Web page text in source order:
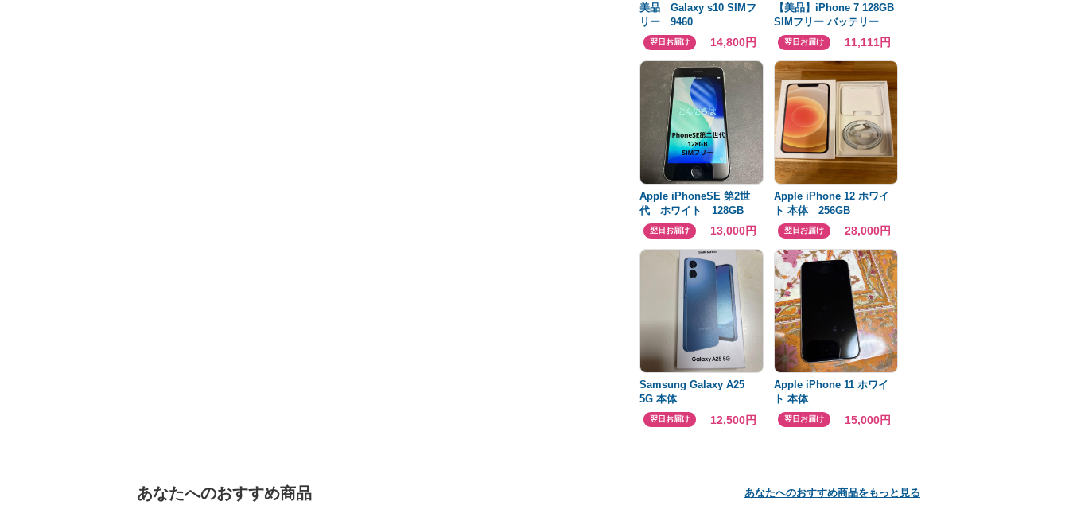
美品 Galaxy s10 SIMフ
リー 9460
翌日お届け 14,800円
【美品】iPhone 7 128GB
SIMフリー バッテリー
100%
翌日お届け 11,111円
Apple iPhoneSE 第2世
代 ホワイト 128GB
SIMフリー
翌日お届け 13,000円
Apple iPhone 12 ホワイ
ト 本体 256GB
翌日お届け 28,000円
Samsung Galaxy A25
5G 本体
翌日お届け 12,500円
Apple iPhone 11 ホワイ
ト 本体
翌日お届け 15,000円
あなたへのおすすめ商品 あなたへのおすすめ商品をもっと見る